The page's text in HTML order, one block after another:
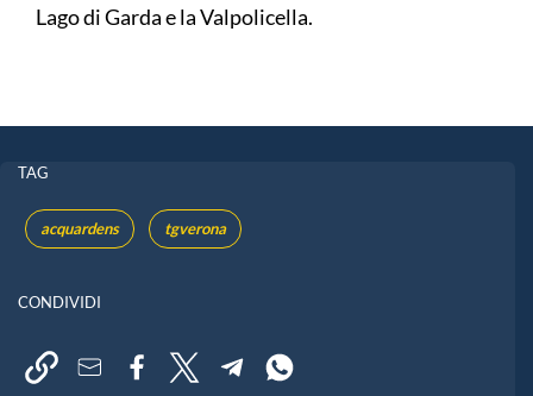
Lago di Garda e la Valpolicella.
TAG
acquardens tgverona
CONDIVIDI